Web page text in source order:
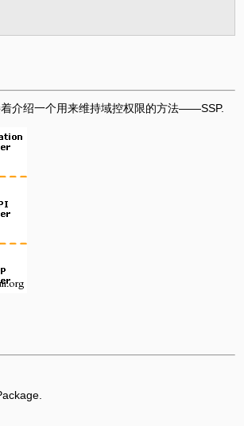
介绍一个用来维持域控权限的方法——SSP.